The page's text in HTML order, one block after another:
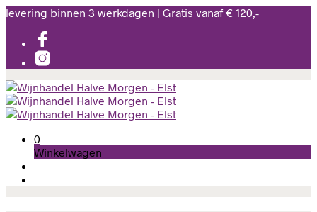
levering binnen 3 werkdagen | Gratis vanaf € 120,-
0
Winkelwagen